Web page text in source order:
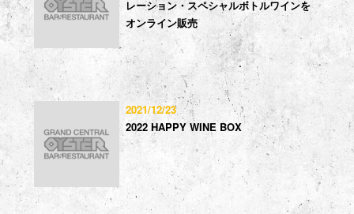
レーション・スペシャルボトルワインを
オンライン販売
2021/12/23
2022 HAPPY WINE BOX